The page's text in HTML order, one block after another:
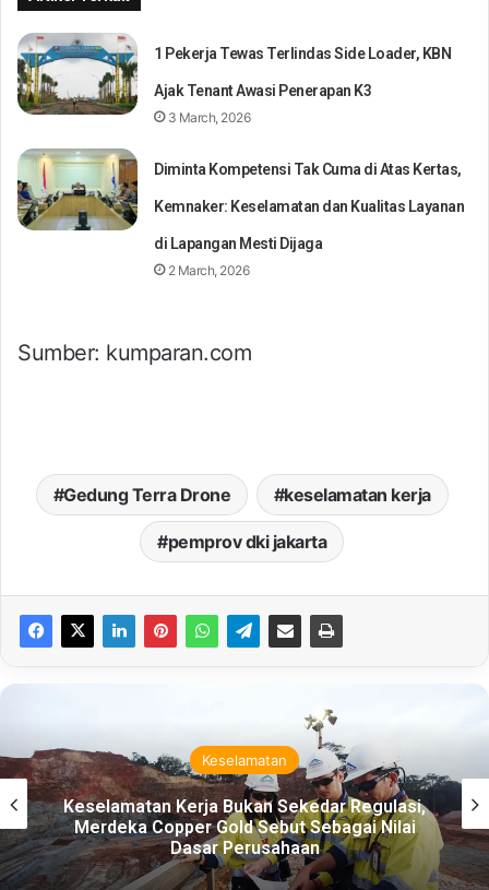
1 Pekerja Tewas Terlindas Side Loader, KBN
Ajak Tenant Awasi Penerapan K3
3 March, 2026
Diminta Kompetensi Tak Cuma di Atas Kertas,
Kemnaker: Keselamatan dan Kualitas Layanan
di Lapangan Mesti Dijaga
2 March, 2026
Sumber: kumparan.com
Gedung Terra Drone keselamatan kerja
pemprov dki jakarta
Keselamatan
Keselamatan Kerja Bukan Sekedar Regulasi,
Merdeka Copper Gold Sebut Sebagai Nilai
Dasar Perusahaan